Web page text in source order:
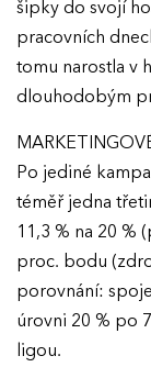
šipky do svojí
pracovních
tomu narostla v
dlouhodobým
Po jediné
téměř jedna
11,3 % na 20 %
proc. bodu
porovnání:
úrovni 20 % po
ligou.